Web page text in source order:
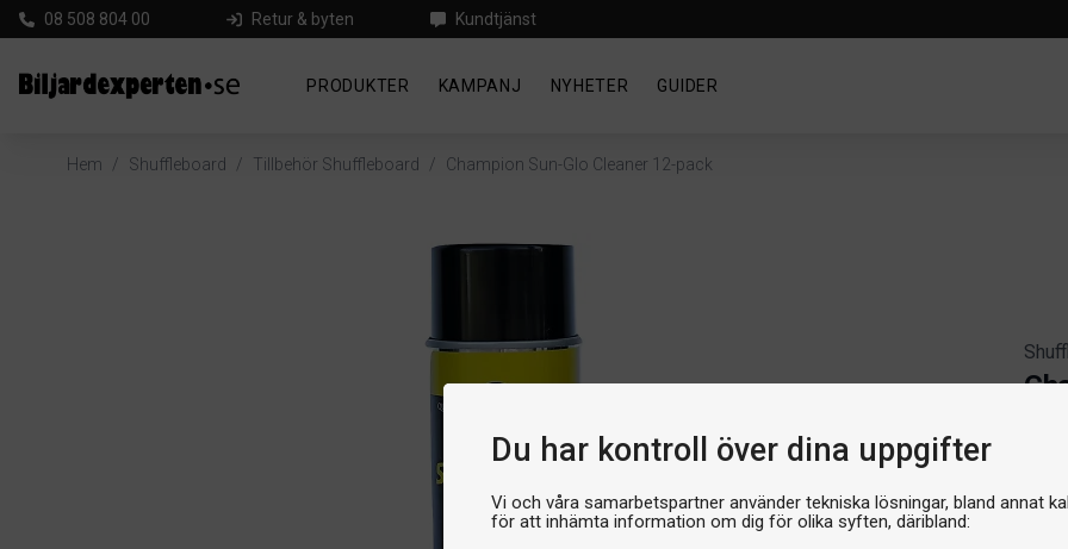
Du har kontroll över dina uppgifter
Vi och våra samarbetspartner använder tekniska lösningar, bland annat
för att inhämta information om dig för olika syften, däribland:
08 508 804 00 Retur & byten Kundtjänst
PRODUKTER KAMPANJ NYHETER GUIDER
Hem / Shuffleboard / Tillbehör Shuffleboard / Champion Sun-Glo Cleaner 12-pack
12